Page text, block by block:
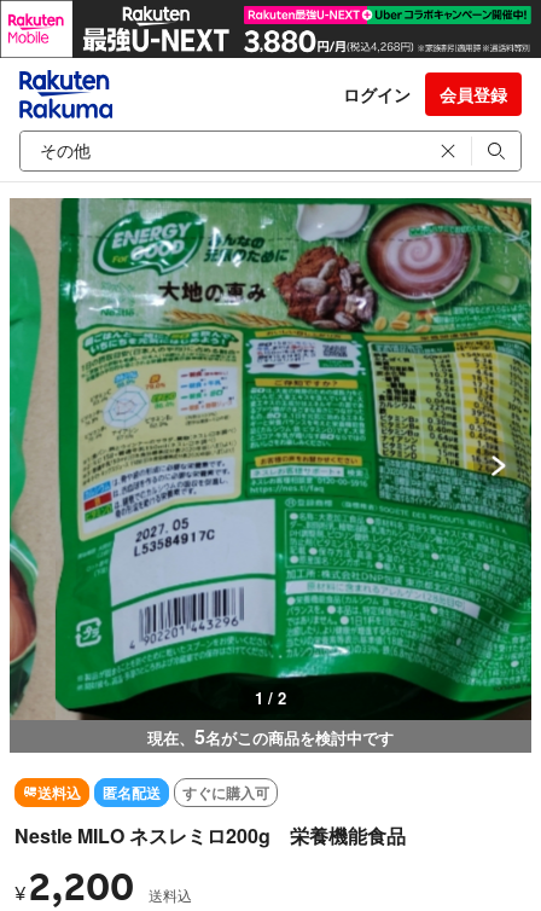
ログイン 会員登録
1 / 2
現在、 5名がこの商品を検討中です
送料込 匿名配送 すぐに購入可
Nestle MILO ネスレミロ200g 栄養機能食品
¥ 2,200 送料込